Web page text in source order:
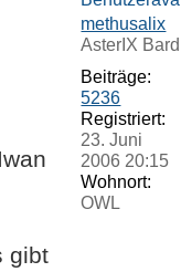
gibt
methusalix
AsterIX Bard
Beiträge:
5236
Registriert:
23. Juni
2006 20:15
Wohnort:
OWL